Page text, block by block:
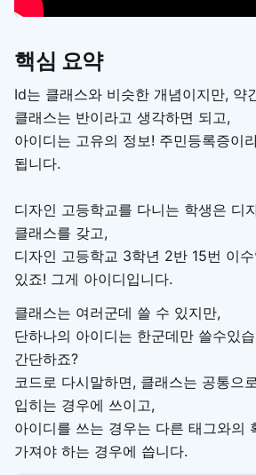
핵심 요약
Id는 클래스와 비슷한 개념이지만, 약
클래스는 반이라고 생각하면 되고,
아이디는 고유의 정보! 주민등록증이
됩니다.
디자인 고등학교를 다니는 학생은 디
클래스를 갖고,
디자인 고등학교 3학년 2반 15번 이
있죠! 그게 아이디입니다.
클래스는 여러군데 쓸 수 있지만,
단하나의 아이디는 한군데만 쓸수있
간단하죠?
코드로 다시말하면, 클래스는 공통으
입히는 경우에 쓰이고,
아이디를 쓰는 경우는 다른 태그와의
가져야 하는 경우에 씁니다.